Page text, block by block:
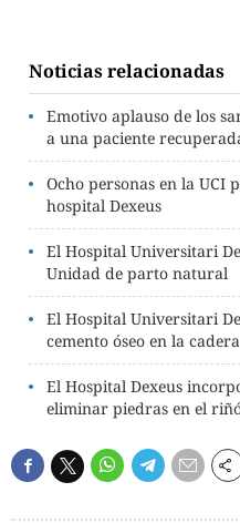
Noticias relacionadas
Emotivo aplauso de los
a una paciente
Ocho personas en la UCI
hospital Dexeus
El Hospital Universitari
Unidad de parto natural
El Hospital Universitari
cemento óseo en la cadera
El Hospital Dexeus
eliminar piedras en el